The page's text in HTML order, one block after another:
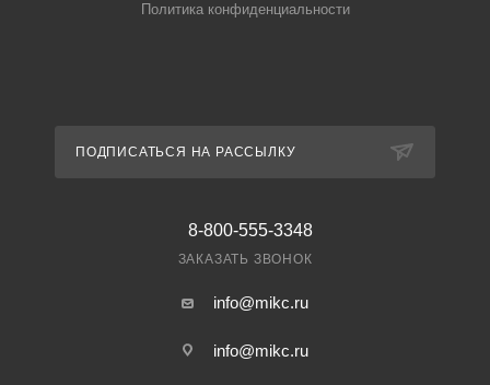
Политика конфиденциальности
ПОДПИСАТЬСЯ НА РАССЫЛКУ
8-800-555-3348
ЗАКАЗАТЬ ЗВОНОК
info@mikc.ru
info@mikc.ru